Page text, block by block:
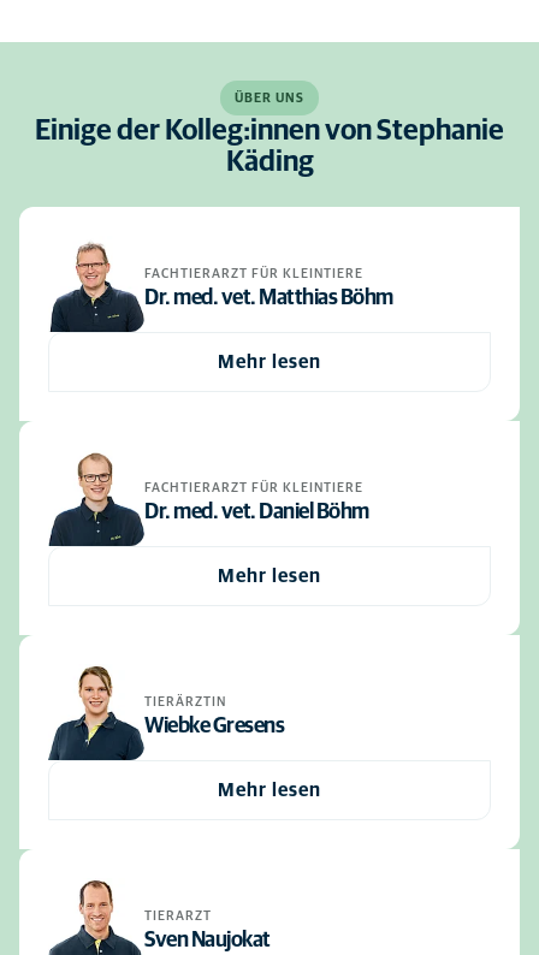
ÜBER UNS
Einige der Kolleg:innen von Stephanie
Käding
FACHTIERARZT FÜR KLEINTIERE
Dr. med. vet. Matthias Böhm
Mehr lesen
FACHTIERARZT FÜR KLEINTIERE
Dr. med. vet. Daniel Böhm
Mehr lesen
TIERÄRZTIN
Wiebke Gresens
Mehr lesen
TIERARZT
Sven Naujokat